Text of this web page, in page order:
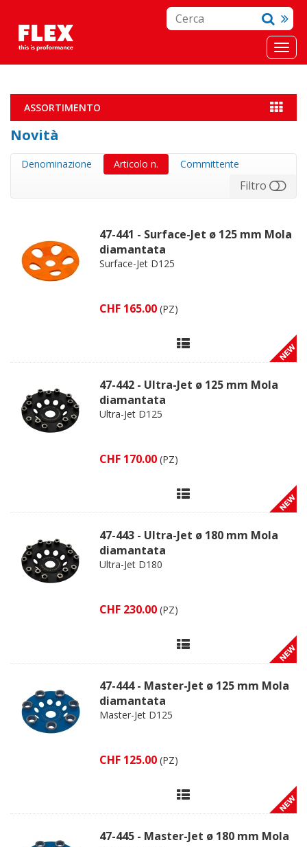
ASSORTIMENTO
Novità
Denominazione Articolo n. Committente
Filtro
47-441 - Surface-Jet ø 125 mm Mola
diamantata
Surface-Jet D125
CHF 165.00 (PZ)
47-442 - Ultra-Jet ø 125 mm Mola
diamantata
Ultra-Jet D125
CHF 170.00 (PZ)
47-443 - Ultra-Jet ø 180 mm Mola
diamantata
Ultra-Jet D180
CHF 230.00 (PZ)
47-444 - Master-Jet ø 125 mm Mola
diamantata
Master-Jet D125
CHF 125.00 (PZ)
47-445 - Master-Jet ø 180 mm Mola